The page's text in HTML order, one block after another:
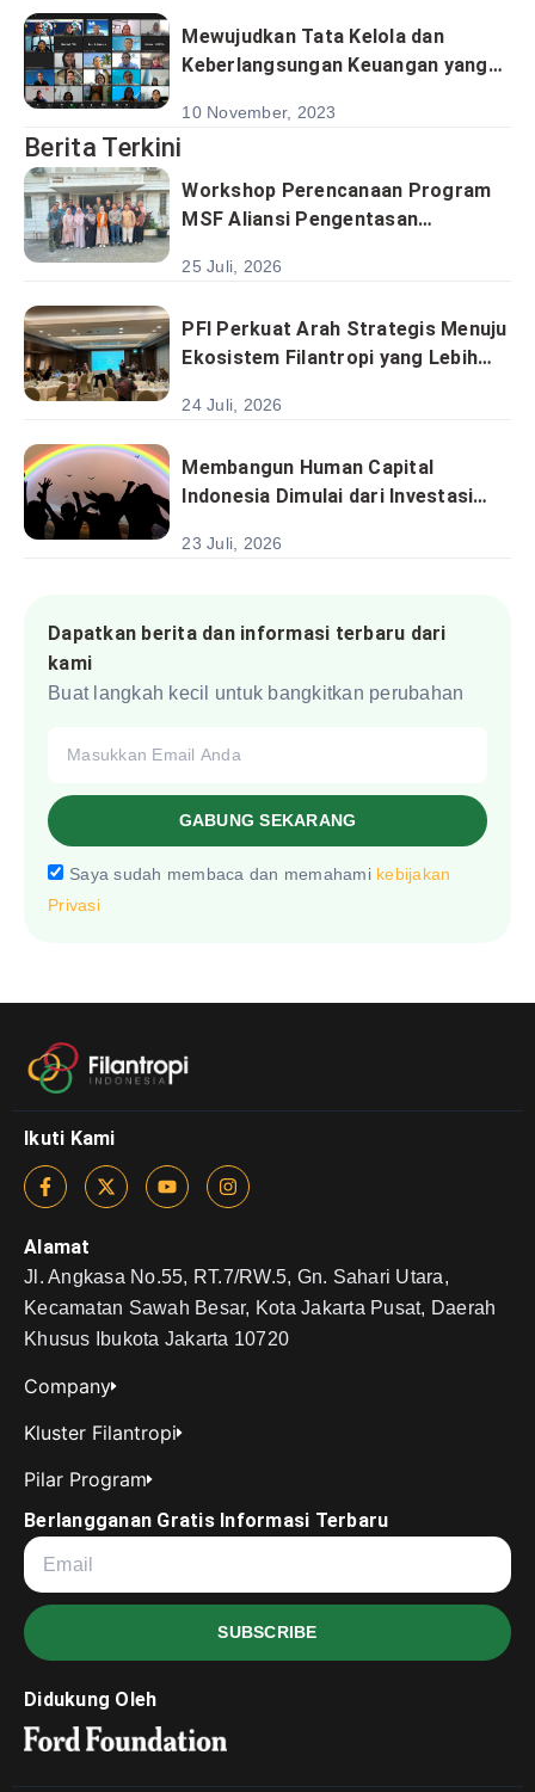
Mewujudkan Tata Kelola dan
Keberlangsungan Keuangan yang
10 November, 2023
Berita Terkini
Workshop Perencanaan Program
MSF Aliansi Pengentasan
Sektoral Menuju Implementasi
25 Juli, 2026
PFI Perkuat Arah Strategis Menuju
Ekosistem Filantropi yang Lebih
24 Juli, 2026
Membangun Human Capital
Indonesia Dimulai dari Investasi
23 Juli, 2026
Dapatkan berita dan informasi terbaru dari
kami
Buat langkah kecil untuk bangkitkan perubahan
Saya sudah membaca dan memahami kebijakan
Privasi
GABUNG SEKARANG
Ikuti Kami
Alamat
Jl. Angkasa No.55, RT.7/RW.5, Gn. Sahari Utara,
Kecamatan Sawah Besar, Kota Jakarta Pusat, Daerah
Khusus Ibukota Jakarta 10720
Company
Kluster Filantropi
Pilar Program
Berlangganan Gratis Informasi Terbaru
SUBSCRIBE
Didukung Oleh